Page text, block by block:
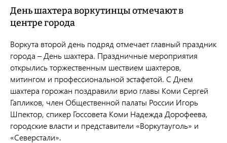
День шахтера воркутинцы отмечают в
центре города
Воркута второй день подряд отмечает главный праздник
города – День шахтера. Праздничные мероприятия
открылись торжественным шествием шахтеров,
митингом и профессиональной эстафетой. С Днем
шахтера горожан поздравили врио главы Коми Сергей
Гапликов, член Общественной палаты России Игорь
Шпектор, спикер Госсовета Коми Надежда Дорофеева,
городские власти и представители «Воркутауголь» и
«Северстали».